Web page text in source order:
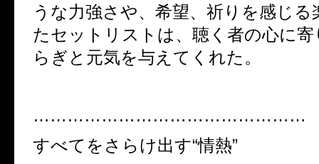
うな力強さや、希望、祈りを感じる
たセットリストは、聴く者の心に
らぎと元気を与えてくれた。
…………………………………………
すべてをさらけ出す“情熱”